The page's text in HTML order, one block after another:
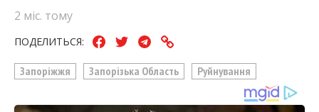
2 міс. тому
ПОДЕЛИТЬСЯ:
Запоріжжя Запорізька Область Руйнування